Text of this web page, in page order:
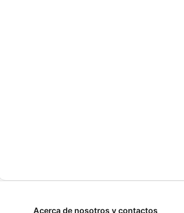
Acerca de nosotros y contactos